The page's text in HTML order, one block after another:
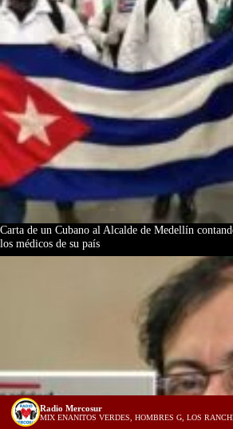
Carta de un Cubano al Alcalde de Medellín
los médicos de su país
Radio Mercosur
MIX ENANITOS VERDES, HOMBRES G, LOS